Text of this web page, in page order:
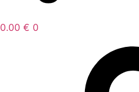
0.00 € 0